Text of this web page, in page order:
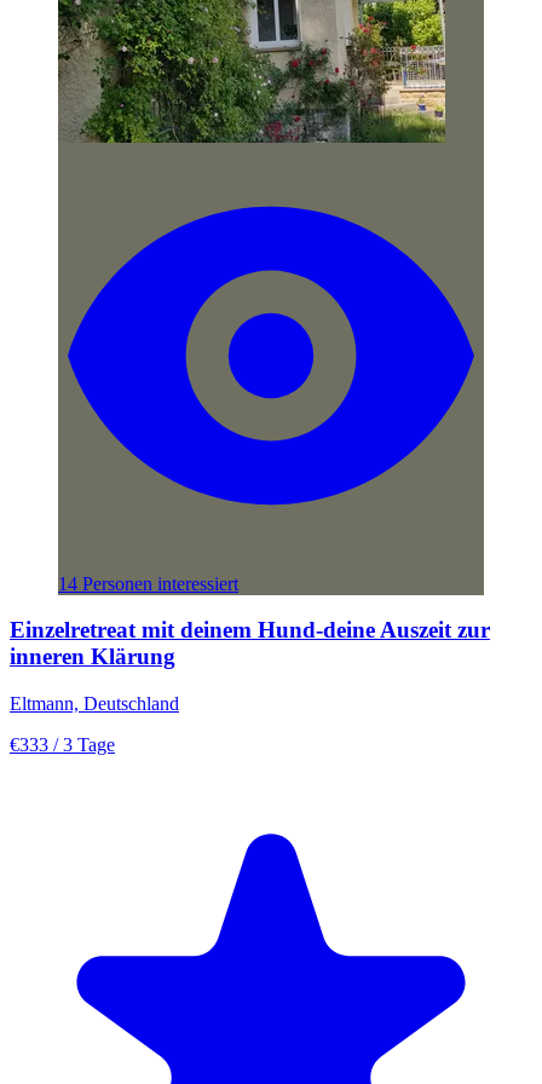
14 Personen interessiert
Einzelretreat mit deinem Hund-deine Auszeit zur
inneren Klärung
Eltmann, Deutschland
€333 / 3 Tage